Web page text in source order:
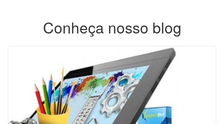
Conheça nosso blog